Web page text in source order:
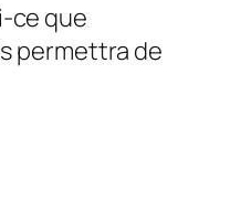
ce que
permettra de